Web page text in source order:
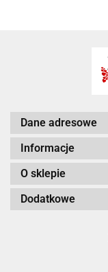
Dane adresowe
Informacje
O sklepie
Dodatkowe